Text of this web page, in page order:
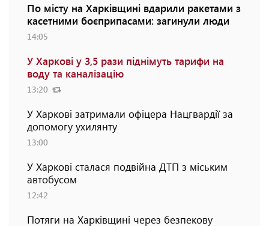
По місту на Харківщині вдарили ракетами з
касетними боєприпасами: загинули люди
14:05
У Харкові у 3,5 рази піднімуть тарифи на
воду та каналізацію
13:20
У Харкові затримали офіцера Нацгвардії за
допомогу ухилянту
13:00
У Харкові сталася подвійна ДТП з міським
автобусом
12:42
Потяги на Харківщині через безпекову